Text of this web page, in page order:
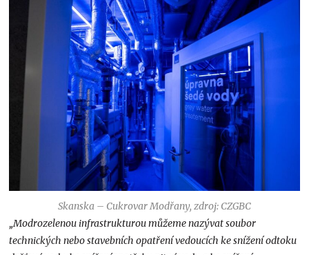
Skanska – Cukrovar Modřany, zdroj: CZGBC
„Modrozelenou infrastrukturou můžeme nazývat soubor
technických nebo stavebních opatření vedoucích ke snížení odtoku